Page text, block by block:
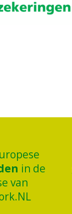
in de
van